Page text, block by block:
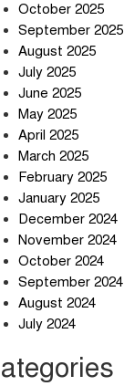
October 2025
September 2025
August 2025
July 2025
June 2025
May 2025
April 2025
March 2025
February 2025
January 2025
December 2024
November 2024
October 2024
September 2024
August 2024
July 2024